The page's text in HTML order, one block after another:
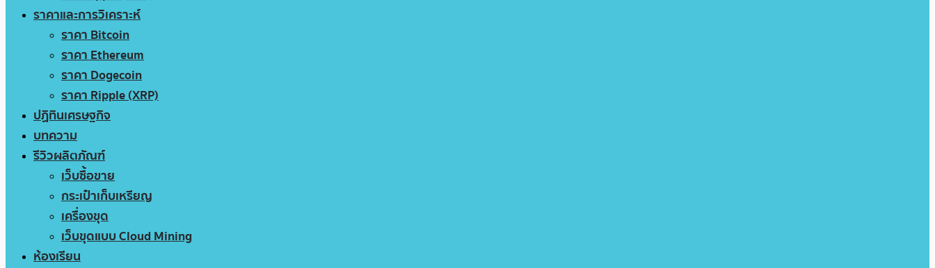
ราคาและการวิเคราะห์
ราคา Bitcoin
ราคา Ethereum
ราคา Dogecoin
ราคา Ripple (XRP)
ปฏิทินเศรษฐกิจ
บทความ
รีวิวผลิตภัณฑ์
เว็บซื้อขาย
กระเป๋าเก็บเหรียญ
เครื่องขุด
เว็บขุดแบบ Cloud Mining
ห้องเรียน